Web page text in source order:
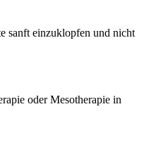
sanft einzuklopfen und nicht
oder Mesotherapie in